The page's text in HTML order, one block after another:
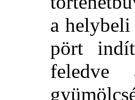
a
pört
feledve